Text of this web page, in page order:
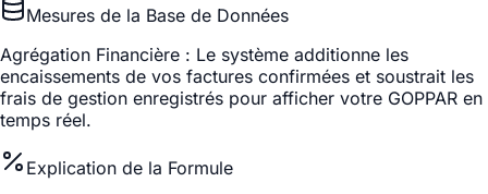
Mesures de la Base de Données
Agrégation Financière : Le système additionne les
encaissements de vos factures confirmées et soustrait les
frais de gestion enregistrés pour afficher votre GOPPAR en
temps réel.
Explication de la Formule